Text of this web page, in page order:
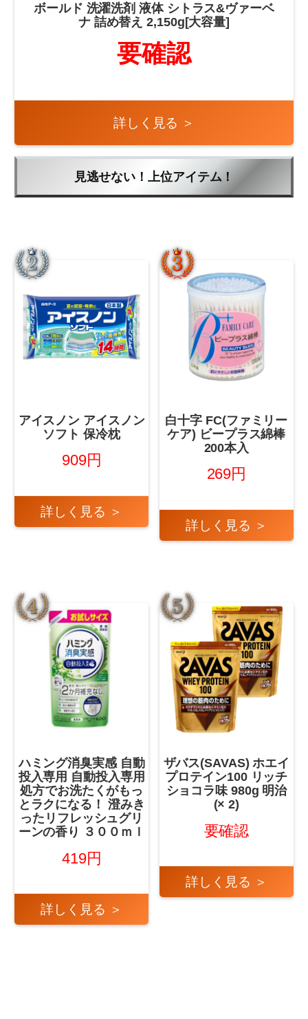
ボールド 洗濯洗剤 液体 シトラス&ヴァーベ
ナ 詰め替え 2,150g[大容量]
要確認
詳しく見る ＞
見逃せない！上位アイテム！
アイスノン アイスノン
ソフト 保冷枕
909円
詳しく見る ＞
白十字 FC(ファミリー
ケア) ビープラス綿棒
200本入
269円
詳しく見る ＞
ハミング消臭実感 自動
投入専用 自動投入専用
処方でお洗たくがもっ
とラクになる！ 澄みき
ったリフレッシュグリ
ーンの香り ３００ｍｌ
419円
詳しく見る ＞
ザバス(SAVAS) ホエイ
プロテイン100 リッチ
ショコラ味 980g 明治
(× 2)
要確認
詳しく見る ＞